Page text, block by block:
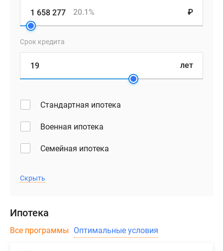
₽
20.1%
Срок кредита
лет
Стандартная ипотека
Военная ипотека
Семейная ипотека
Скрыть
Ипотека
Все программы Оптимальные условия